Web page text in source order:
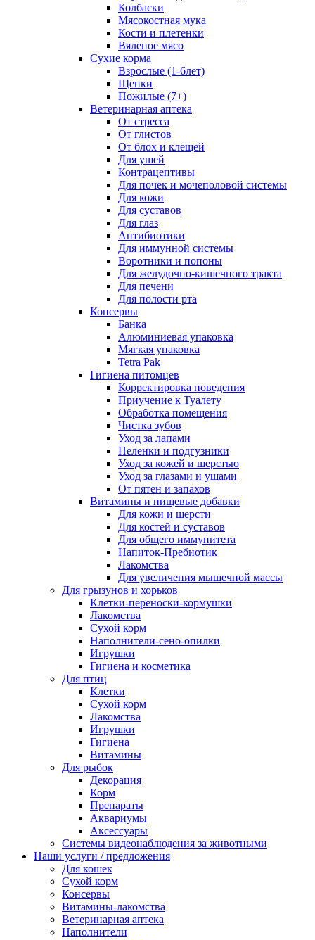
Колбаски
Мясокостная мука
Кости и плетенки
Вяленое мясо
Сухие корма
Взрослые (1-6лет)
Щенки
Пожилые (7+)
Ветеринарная аптека
От стресса
От глистов
От блох и клещей
Для ушей
Контрацептивы
Для почек и мочеполовой системы
Для кожи
Для суставов
Для глаз
Антибиотики
Для иммунной системы
Воротники и попоны
Для желудочно-кишечного тракта
Для печени
Для полости рта
Консервы
Банка
Алюминиевая упаковка
Мягкая упаковка
Tetra Pak
Гигиена питомцев
Корректировка поведения
Приучение к Туалету
Обработка помещения
Чистка зубов
Уход за лапами
Пеленки и подгузники
Уход за кожей и шерстью
Уход за глазами и ушами
От пятен и запахов
Витамины и пищевые добавки
Для кожи и шерсти
Для костей и суставов
Для общего иммунитета
Напиток-Пребиотик
Лакомства
Для увеличения мышечной массы
Для грызунов и хорьков
Клетки-переноски-кормушки
Лакомства
Сухой корм
Наполнители-сено-опилки
Игрушки
Гигиена и косметика
Для птиц
Клетки
Сухой корм
Лакомства
Игрушки
Гигиена
Витамины
Для рыбок
Декорация
Корм
Препараты
Аквариумы
Аксессуары
Cистемы видеонаблюдения за животными
Наши услуги / предложения
Для кошек
Сухой корм
Консервы
Витамины-лакомства
Ветеринарная аптека
Наполнители